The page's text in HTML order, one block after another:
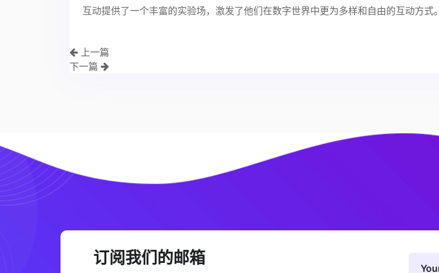
互动提供了一个丰富的实验场，激发了他们在数字世界中更为多样和自由的互动方式。
上一篇
下一篇
订阅我们的邮箱